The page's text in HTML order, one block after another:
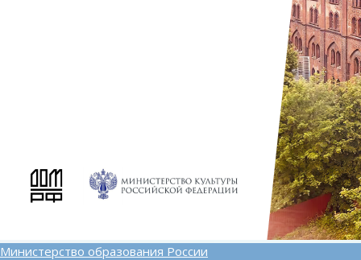
Министерство образования России